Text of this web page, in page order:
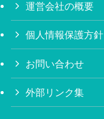
運営会社の概要
個人情報保護方針
お問い合わせ
外部リンク集